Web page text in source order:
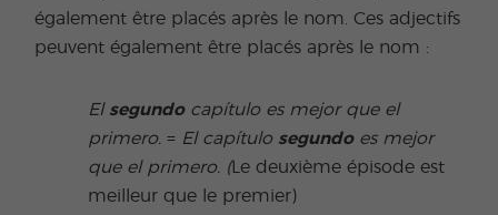
également être placés après le nom. Ces adjectifs
peuvent également être placés après le nom :
El segundocapítulo es mejor que el
primero. = El capítulo segundoes mejor
que el primero. (Le deuxième épisode est
meilleur que le premier)